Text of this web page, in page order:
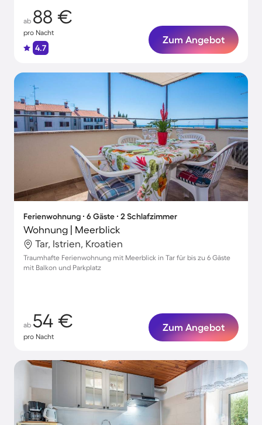
ab 88 €
pro Nacht
4.7
Zum Angebot
Ferienwohnung ∙ 6 Gäste ∙ 2 Schlafzimmer
Wohnung | Meerblick
Tar, Istrien, Kroatien
Traumhafte Ferienwohnung mit Meerblick in Tar für bis zu 6 Gäste
mit Balkon und Parkplatz
ab 54 €
pro Nacht
Zum Angebot